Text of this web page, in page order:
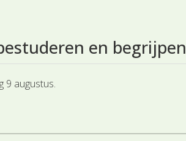
en begrijpen
9 augustus.